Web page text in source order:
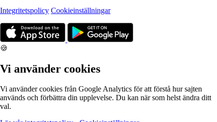
Integritetspolicy Cookieinställningar
🍪
Vi använder cookies
Vi använder cookies från Google Analytics för att förstå hur sajten
används och förbättra din upplevelse. Du kan när som helst ändra ditt
val.